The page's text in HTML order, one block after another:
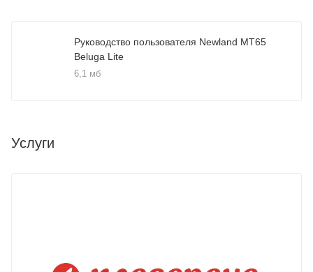
Руководство пользователя Newland MT65
Beluga Lite
6,1 мб
Услуги